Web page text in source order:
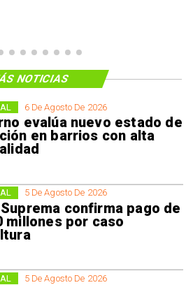
6 De Agosto De 2026
evalúa nuevo estado de
en barrios con alta
5 De Agosto De 2026
confirma pago de
millones por caso
5 De Agosto De 2026
NOTICIAS